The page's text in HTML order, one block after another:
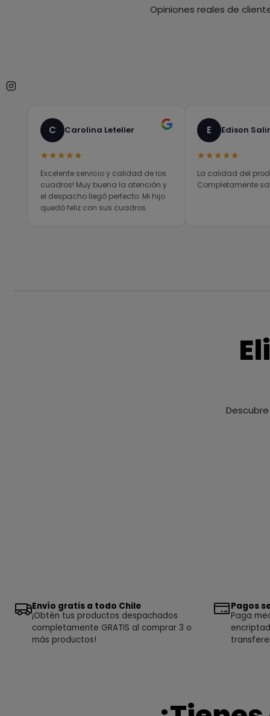
Opiniones reales de
C Carolina Letelier
★★★★★
Excelente servicio y calidad de los
cuadros! Muy buena la atención y
el despacho llegó perfecto. Mi hijo
quedó feliz con sus cuadros.
E Edison
★★★★★
La calidad del
Completamente
Envío gratis a todo Chile
¡Obtén tus productos despachados
completamente GRATIS al comprar 3 o
más productos!
Pagos
Paga